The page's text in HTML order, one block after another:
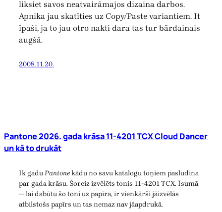
liksiet savos neatvairāmajos dizaina darbos.
Apnika jau skatīties uz Copy/Paste variantiem. It
īpaši, ja to jau otro nakti dara tas tur bārdainais
augšā.
2008.11.20.
Pantone 2026. gada krāsa 11-4201 TCX Cloud Dancer
un kā to drukāt
Ik gaduPantonekādu no savu katalogu toņiem pasludina
par gada krāsu. Šoreiz izvēlēts tonis 11-4201 TCX. Īsumā
— lai dabūtu šo toni uz papīra, ir vienkārši jāizvēlās
atbilstošs papīrs un tas nemaz nav jāapdrukā.